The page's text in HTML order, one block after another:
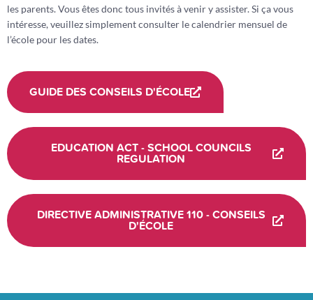
les parents. Vous êtes donc tous invités à venir y assister. Si ça vous
intéresse, veuillez simplement consulter le calendrier mensuel de
l’école pour les dates.
GUIDE DES CONSEILS D'ÉCOLE
EDUCATION ACT - SCHOOL COUNCILS
REGULATION
DIRECTIVE ADMINISTRATIVE 110 - CONSEILS
D'ÉCOLE